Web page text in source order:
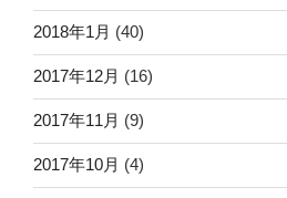
2018年1月 (40)
2017年12月 (16)
2017年11月 (9)
2017年10月 (4)